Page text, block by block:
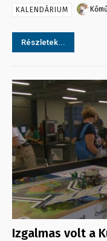
KALENDÁRIUM
Részletek...
Izgalmas volt a